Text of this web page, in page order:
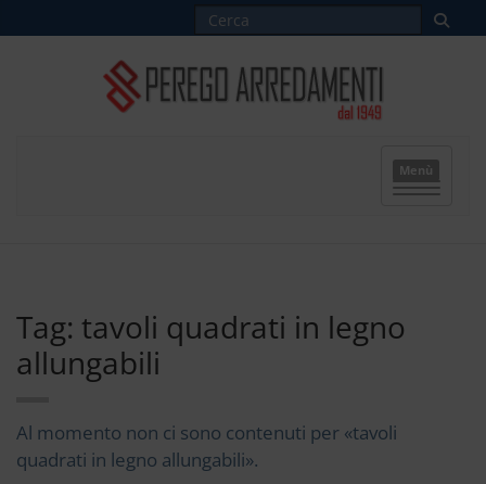
Menù
Tag: tavoli quadrati in legno
allungabili
Al momento non ci sono contenuti per «tavoli
quadrati in legno allungabili».